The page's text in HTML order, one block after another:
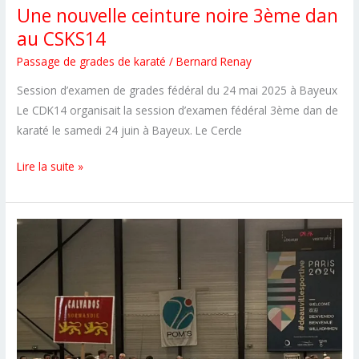
Une nouvelle ceinture noire 3ème dan
au CSKS14
Passage de grades de karaté /Bernard Renay
Session d’examen de grades fédéral du 24 mai 2025 à Bayeux
Le CDK14 organisait la session d’examen fédéral 3ème dan de
karaté le samedi 24 juin à Bayeux. Le Cercle
Une
ceinture
noire
dan
au
CSKS14
Lire la suite »